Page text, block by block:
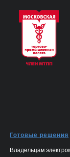
Готовые решения
Владельцам